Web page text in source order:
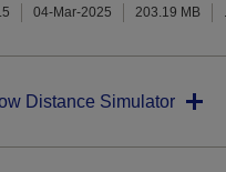
04-Mar-2025 203.19 MB
Distance Simulator